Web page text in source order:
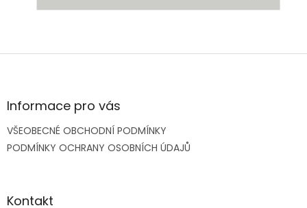
Z
aInformace pro vás
VŠEOBECNÉ OBCHODNÍ PODMÍNKY
PODMÍNKY OCHRANY OSOBNÍCH ÚDAJŮ
Kontakt